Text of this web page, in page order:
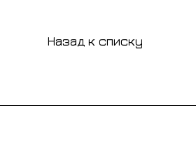
Назад к списку